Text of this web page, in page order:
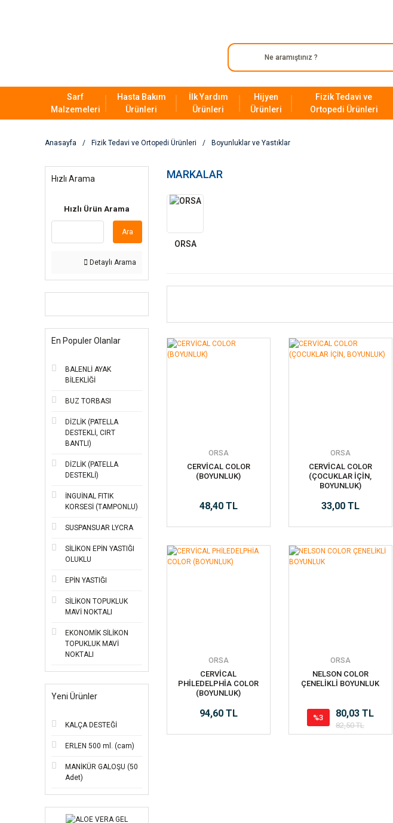
Sarf
Malzemeleri
Hasta Bakım
Ürünleri
İlk Yardım
Ürünleri
Hijyen
Ürünleri
Fizik Tedavi ve
Ortopedi Ürünleri
Anasayfa Fizik Tedavi ve Ortopedi Ürünleri Boyunluklar ve Yastıklar
Hızlı Arama
Hızlı Ürün Arama
Ara
Detaylı Arama
En Populer Olanlar
BALENLİ AYAK
BİLEKLİĞİ
BUZ TORBASI
DİZLİK (PATELLA
DESTEKLİ, CIRT
BANTLI)
DİZLİK (PATELLA
DESTEKLİ)
İNGUİNAL FITIK
KORSESİ (TAMPONLU)
SUSPANSUAR LYCRA
SİLİKON EPİN YASTIĞI
OLUKLU
EPİN YASTIĞI
SİLİKON TOPUKLUK
MAVİ NOKTALI
EKONOMİK SİLİKON
TOPUKLUK MAVİ
NOKTALI
Yeni Ürünler
KALÇA DESTEĞİ
ERLEN 500 ml. (cam)
MANİKÜR GALOŞU (50
Adet)
MARKALAR
ORSA
ORSA
CERVİCAL COLOR
(BOYUNLUK)
48,40 TL
ORSA
CERVİCAL COLOR
(ÇOCUKLAR İÇİN,
BOYUNLUK)
33,00 TL
ORSA
CERVİCAL
PHİLEDELPHİA COLOR
(BOYUNLUK)
94,60 TL
ORSA
NELSON COLOR
ÇENELİKLİ BOYUNLUK
%3 80,03 TL
82,50 TL